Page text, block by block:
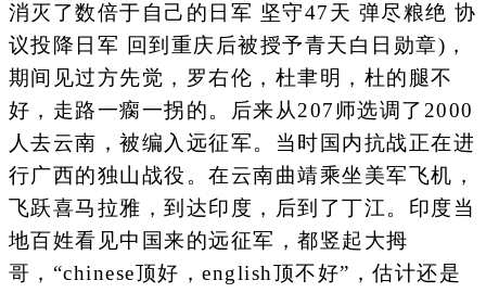
消灭了数倍于自己的日军 坚守47天 弹尽粮绝 协
议投降日军 回到重庆后被授予青天白日勋章)，
期间见过方先觉，罗右伦，杜聿明，杜的腿不
好，走路一瘸一拐的。后来从207师选调了2000
人去云南，被编入远征军。当时国内抗战正在进
行广西的独山战役。在云南曲靖乘坐美军飞机，
飞跃喜马拉雅，到达印度，后到了丁江。印度当
地百姓看见中国来的远征军，都竖起大拇
哥，“chinese顶好，english顶不好”，估计还是